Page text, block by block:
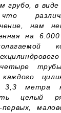
грубо, в
что
нам
на
3,3 метра
целый
первых,